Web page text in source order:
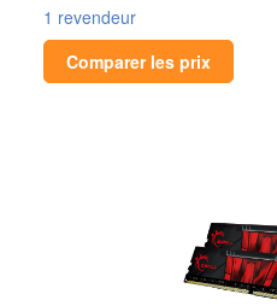
1 revendeur
Comparer les prix